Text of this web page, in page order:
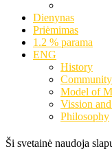
Dienynas
Priėmimas
1.2 % parama
ENG
History
Community
Model of
Vission
Philosophy
Ši svetainė naudoja